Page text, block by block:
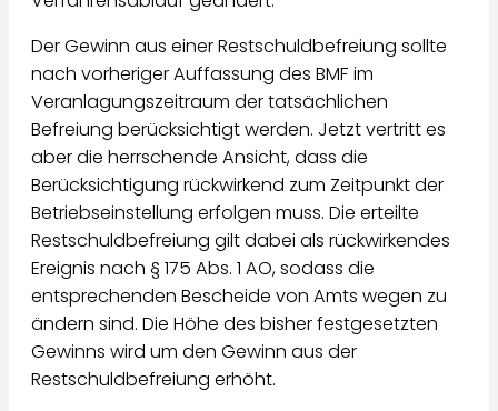
Der Gewinn aus einer Restschuldbefreiung sollte
nach vorheriger Auffassung des BMF im
Veranlagungszeitraum der tatsächlichen
Befreiung berücksichtigt werden. Jetzt vertritt es
aber die herrschende Ansicht, dass die
Berücksichtigung rückwirkend zum Zeitpunkt der
Betriebseinstellung erfolgen muss. Die erteilte
Restschuldbefreiung gilt dabei als rückwirkendes
Ereignis nach § 175 Abs. 1 AO, sodass die
entsprechenden Bescheide von Amts wegen zu
ändern sind. Die Höhe des bisher festgesetzten
Gewinns wird um den Gewinn aus der
Restschuldbefreiung erhöht.